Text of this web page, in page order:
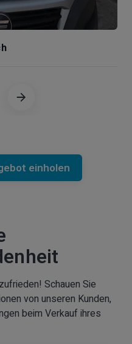
einholen
Schauen Sie
von unseren Kunden,
beim Verkauf ihres